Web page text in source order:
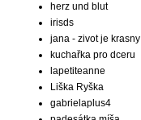
herz und blut
irisds
jana - zivot je krasny
kuchařka pro dceru
lapetiteanne
Liška Ryška
gabrielaplus4